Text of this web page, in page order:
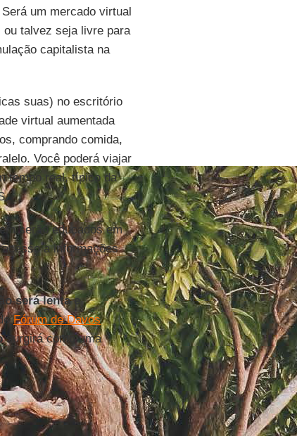
um mercado virtual
talvez seja livre para
capitalista na
suas) no escritório
virtual aumentada
comprando comida,
Você poderá viajar
tempo real, típico da
serão educados em
a informações
será lenta e
Fórum de Davos
surgirá como uma